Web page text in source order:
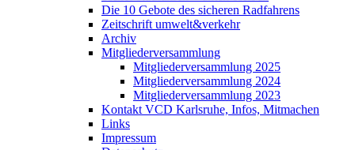
Die 10 Gebote des sicheren Radfahrens
Zeitschrift umwelt&verkehr
Archiv
Mitgliederversammlung
Mitgliederversammlung 2025
Mitgliederversammlung 2024
Mitgliederversammlung 2023
Kontakt VCD Karlsruhe, Infos, Mitmachen
Links
Impressum